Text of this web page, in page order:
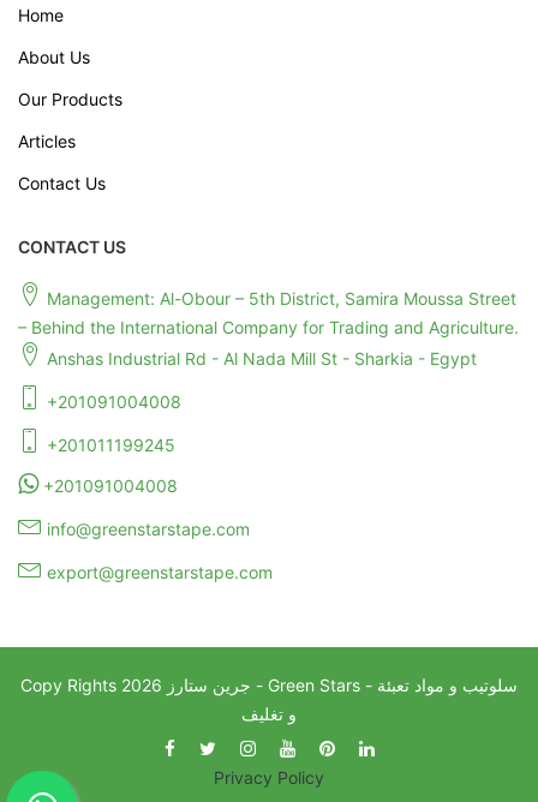
Home
About Us
Our Products
Articles
Contact Us
CONTACT US
Management: Al-Obour – 5th District, Samira Moussa Street
– Behind the International Company for Trading and Agriculture.
Anshas Industrial Rd - Al Nada Mill St - Sharkia - Egypt
+201091004008
+201011199245
+201091004008
info@greenstarstape.com
export@greenstarstape.com
Copy Rights 2026
و تغليف
Privacy Policy